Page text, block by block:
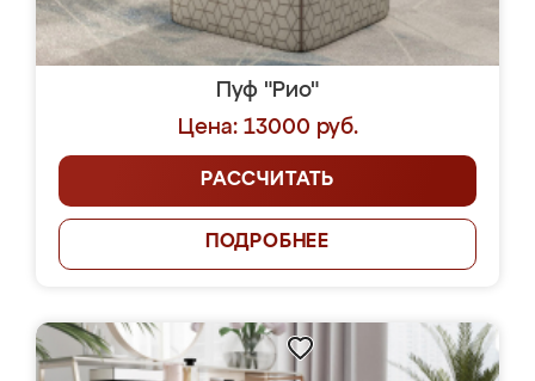
Пуф "Рио"
Цена: 13000 руб.
РАССЧИТАТЬ
ПОДРОБНЕЕ